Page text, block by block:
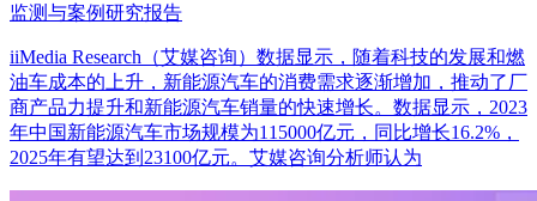
监测与案例研究报告
iiMedia Research（艾媒咨询）数据显示，随着科技的发展和燃
油车成本的上升，新能源汽车的消费需求逐渐增加，推动了厂
商产品力提升和新能源汽车销量的快速增长。数据显示，2023
年中国新能源汽车市场规模为115000亿元，同比增长16.2%，
2025年有望达到23100亿元。艾媒咨询分析师认为